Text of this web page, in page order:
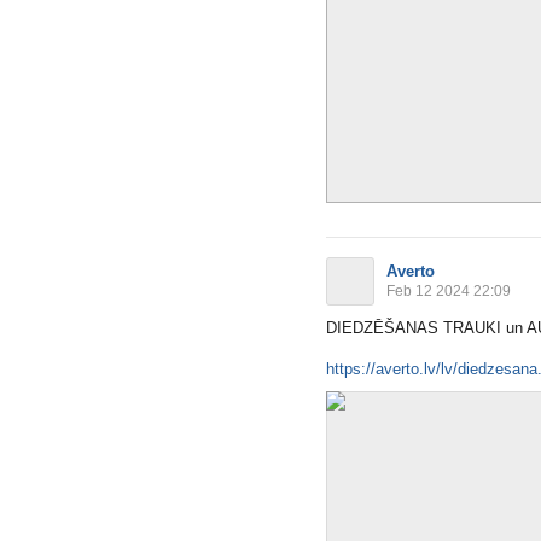
Averto
Feb 12 2024 22:09
DIEDZĒŠANAS TRAUKI un
https://averto.lv/lv/